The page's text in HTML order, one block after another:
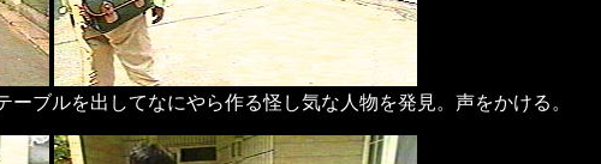
ブルを出してなにやら作る怪し気な人物を発見。声をかける。